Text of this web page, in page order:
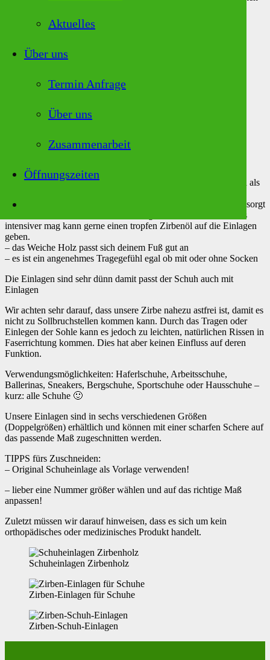
Aktuelles
Über uns
Termin Anfrage
Über uns
Zusammenarbeit
Öffnungszeiten
Zirben-Holzeinlagen Menge
Artikelnummer:
Zusätzliche Informationen
Rezensionen (0)
die natürlichen Eigenschaften des Zirbenholzes lassen sich auch als
– Zirbenholz nimmt Feuchtigkeit gut auf, was für trockne Füße sorgt
– Der Geruch des Holzes bindet unangenehme Gerüche, wer es
intensiver mag kann gerne einen tropfen Zirbenöl auf die Einlagen
geben.
– das Weiche Holz passt sich deinem Fuß gut an
– es ist ein angenehmes Tragegefühl egal ob mit oder ohne Socken
Die Einlagen sind sehr dünn damit passt der Schuh auch mit
Einlagen
Wir achten sehr darauf, dass unsere Zirbe nahezu astfrei ist, damit es
nicht zu Sollbruchstellen kommen kann. Durch das Tragen oder
Einlegen der Sohle kann es jedoch zu leichten, natürlichen Rissen in
Faserrichtung kommen. Dies hat aber keinen Einfluss auf deren
Funktion.
Verwendungsmöglichkeiten: Haferlschuhe, Arbeitsschuhe,
Ballerinas, Sneakers, Bergschuhe, Sportschuhe oder Hausschuhe –
kurz: alle Schuhe 🙂
Unsere Einlagen sind in sechs verschiedenen Größen
(Doppelgrößen) erhältlich und können mit einer scharfen Schere auf
das passende Maß zugeschnitten werden.
TIPPS fürs Zuschneiden:
– Original Schuheinlage als Vorlage verwenden!
– lieber eine Nummer größer wählen und auf das richtige Maß
anpassen!
Zuletzt müssen wir darauf hinweisen, dass es sich um kein
orthopädisches oder medizinisches Produkt handelt.
Schuheinlagen Zirbenholz
Zirben-Einlagen für Schuhe
Zirben-Schuh-Einlagen